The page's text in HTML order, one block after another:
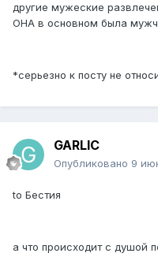
другие мужеские
ОНА в основном была
*серьезно к посту не
GARLIC
Опубликовано 9
to Бестия
а что происходит с душой